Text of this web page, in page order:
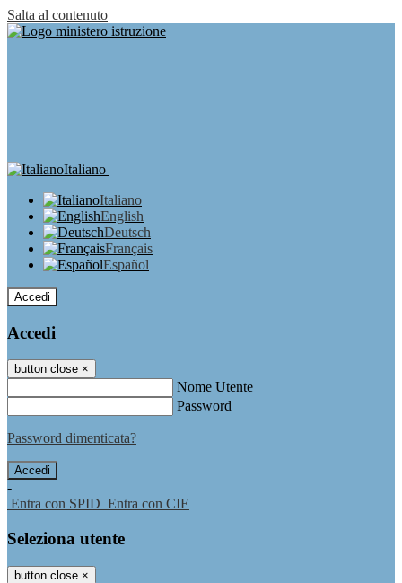
Salta al contenuto
Italiano
Italiano
English
Deutsch
Français
Español
Accedi
Accedi
button close ×
Nome Utente
Password
Password dimenticata?
-
Entra con SPID Entra con CIE
Seleziona utente
button close ×